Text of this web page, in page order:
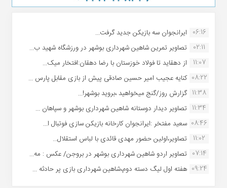
06:16 ایرانجوان سه بازیکن جدید گرفت...
02:11
تصاویر تمرین شاهین شهردارى بوشهر در ورزشگاه شهید ب...
11:07
از دهقاید تا فولاد خوزستان با رضا دهقان:افتخار میک...
08:22 کنایه عجیب امیر حسین صادقی پیش از بازی مقابل پارس ...
11:38 گزارش روز/گنج میخواهید ،بروید بوشهر!...
11:34 تصاویر دیدار دوستانه شاهین شهردارى بوشهر و سپاهان ...
08:46 سعید مفتخر :ایرانجوان کارخانه بازیکن سازی فوتبال ا...
11:02
تصاویر،اولین حضور مهدی قائدی با لباس استقلال...
07:14 تصاویر اردو شاهین شهرداری بوشهر در بروجن/ عکس : مه...
09:24 هفته اول لیگ دسته دوم،شاهین شهرداری بازی پر حادثه ...